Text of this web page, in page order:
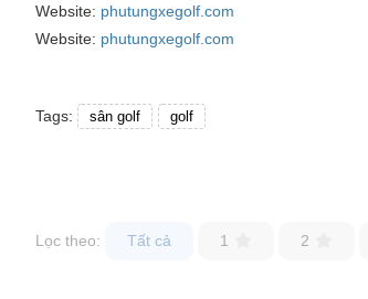
Website: phutungxegolf.com
Website: phutungxegolf.com
Tags: sân golf golf
Lọc theo: Tất cả 1 2